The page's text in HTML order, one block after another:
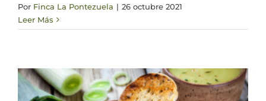
Por Finca La Pontezuela | 26 octubre 2021
Leer Más